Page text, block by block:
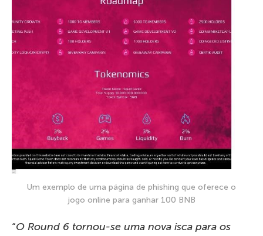
Um exemplo de uma página de phishing que oferece o
jogo online para ganhar 100 BNB
“O Round 6 tornou-se uma nova isca para os